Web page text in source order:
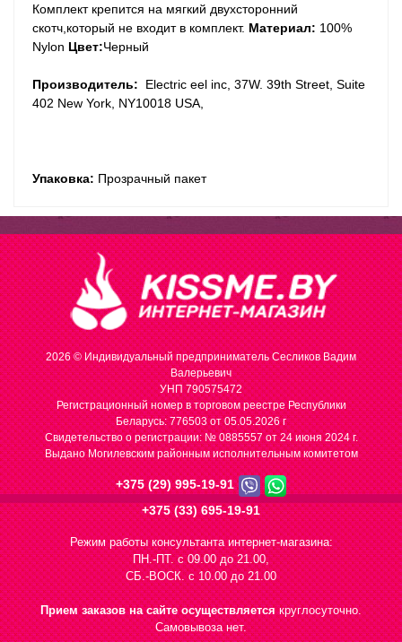
Комплект крепится на мягкий двухсторонний
скотч,который не входит в комплект. Материал: 100%
Nylon Цвет:Черный
Производитель: Electric eel inc, 37W. 39th Street, Suite
402 New York, NY10018 USA,
Упаковка: Прозрачный пакет
2026 © Индивидуальный предприниматель Сесликов Вадим
Валерьевич
УНП 790575472
Регистрационный номер в торговом реестре Республики
Беларусь: 776503 от 05.05.2026 г
Cвидетельство о регистрации: № 0885557 от 24 июня 2024 г.
Выдано Могилевским районным исполнительным комитетом
+375 (29) 995-19-91
+375 (33) 695-19-91
Режим работы консультанта интернет-магазина:
ПН.-ПТ. с 09.00 до 21.00,
СБ.-ВОСК. с 10.00 до 21.00
Прием заказов на сайте осуществляетсякруглосуточно.
Самовывоза нет.